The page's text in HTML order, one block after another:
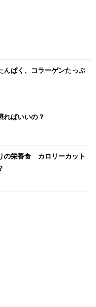
んぱく、コラーゲンたっぷ
ればいいの？
の栄養食 カロリーカット